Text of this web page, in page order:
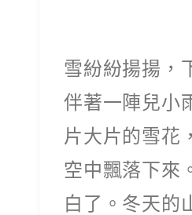
雪紛紛揚揚，
伴著一陣兒小
片大片的雪花
空中飄落下來
白了。冬天的